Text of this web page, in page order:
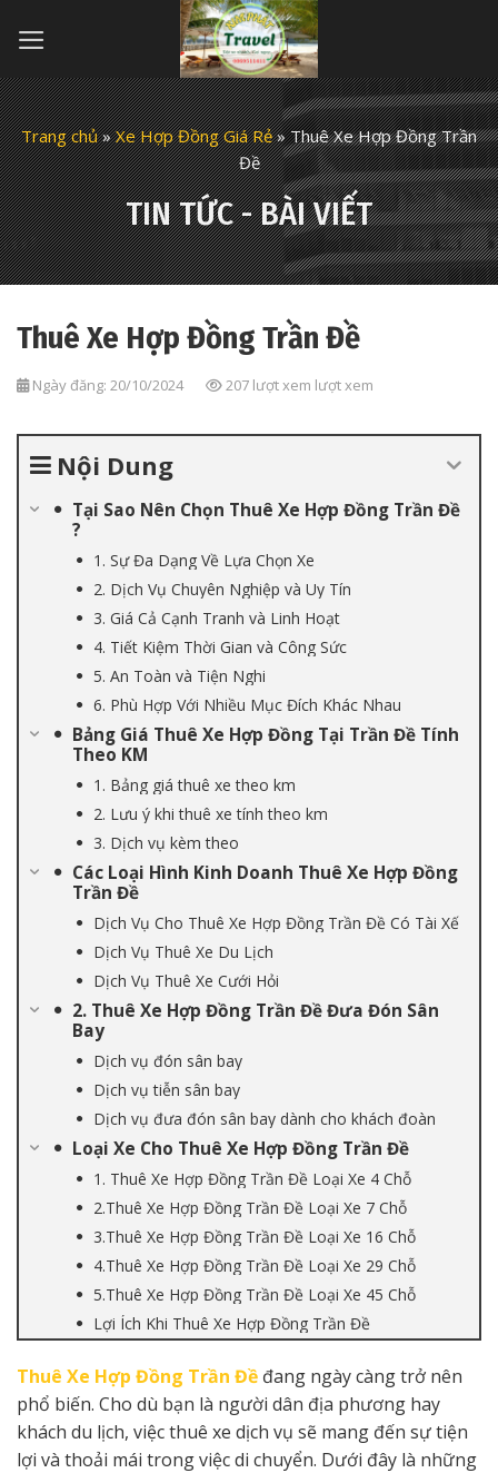
Trang chủ»Xe Hợp Đồng Giá Rẻ»Thuê Xe Hợp Đồng Trần
Đề
TIN TỨC - BÀI VIẾT
Thuê Xe Hợp Đồng Trần Đề
Ngày đăng: 20/10/2024 207 lượt xem lượt xem
Nội Dung
Tại Sao Nên Chọn Thuê Xe Hợp Đồng Trần Đề
?
1. Sự Đa Dạng Về Lựa Chọn Xe
2. Dịch Vụ Chuyên Nghiệp và Uy Tín
3. Giá Cả Cạnh Tranh và Linh Hoạt
4. Tiết Kiệm Thời Gian và Công Sức
5. An Toàn và Tiện Nghi
6. Phù Hợp Với Nhiều Mục Đích Khác Nhau
Bảng Giá Thuê Xe Hợp Đồng Tại Trần Đề Tính
Theo KM
1. Bảng giá thuê xe theo km
2. Lưu ý khi thuê xe tính theo km
3. Dịch vụ kèm theo
Các Loại Hình Kinh Doanh Thuê Xe Hợp Đồng
Trần Đề
Dịch Vụ Cho Thuê Xe Hợp Đồng Trần Đề Có Tài Xế
Dịch Vụ Thuê Xe Du Lịch
Dịch Vụ Thuê Xe Cưới Hỏi
2. Thuê Xe Hợp Đồng Trần Đề Đưa Đón Sân
Bay
Dịch vụ đón sân bay
Dịch vụ tiễn sân bay
Dịch vụ đưa đón sân bay dành cho khách đoàn
Loại Xe Cho Thuê Xe Hợp Đồng Trần Đề
1. Thuê Xe Hợp Đồng Trần Đề Loại Xe 4 Chỗ
2.Thuê Xe Hợp Đồng Trần Đề Loại Xe 7 Chỗ
3.Thuê Xe Hợp Đồng Trần Đề Loại Xe 16 Chỗ
4.Thuê Xe Hợp Đồng Trần Đề Loại Xe 29 Chỗ
5.Thuê Xe Hợp Đồng Trần Đề Loại Xe 45 Chỗ
Lợi Ích Khi Thuê Xe Hợp Đồng Trần Đề
Thuê Xe Hợp Đồng Trần Đề đang ngày càng trở nên
phổ biến. Cho dù bạn là người dân địa phương hay
khách du lịch, việc thuê xe dịch vụ sẽ mang đến sự tiện
lợi và thoải mái trong việc di chuyển. Dưới đây là những